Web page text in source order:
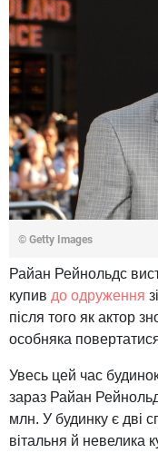
© Getty Images
Райан Рейнольдс
купив до одруження
після того як актор
особняка
Увесь цей час
зараз Райан
млн. У будинку є дві
вітальня й невелика